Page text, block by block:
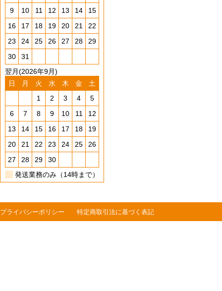
9
10 11 12 13 14
15
16
17 18 19 20 21
22
23
24 25 26 27 28
29
30
31
翌月(2026年9月)
日
月 火 水 木 金
土
1
2 3 4
5
6
7 8 9 10 11
12
13
14 15 16 17 18
19
20
21 22 23 24 25
26
27
28 29
30
発送業務のみ（14時まで）
プライバシーポリシー 特定商取引法に基づく表記